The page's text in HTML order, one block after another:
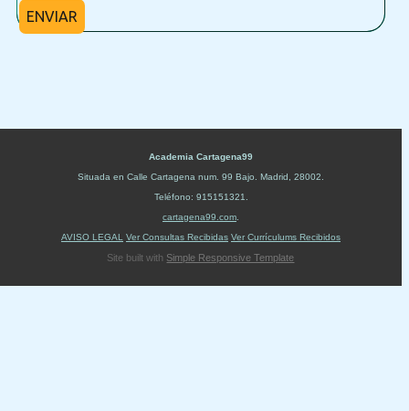
ENVIAR
Academia Cartagena99
Situada en Calle Cartagena num. 99 Bajo Madrid 28002
Teléfono: 915151321
cartagena99.com
AVISO LEGAL
Ver Consultas Recibidas Ver Currículums Recibidos
Site built with Simple Responsive Template